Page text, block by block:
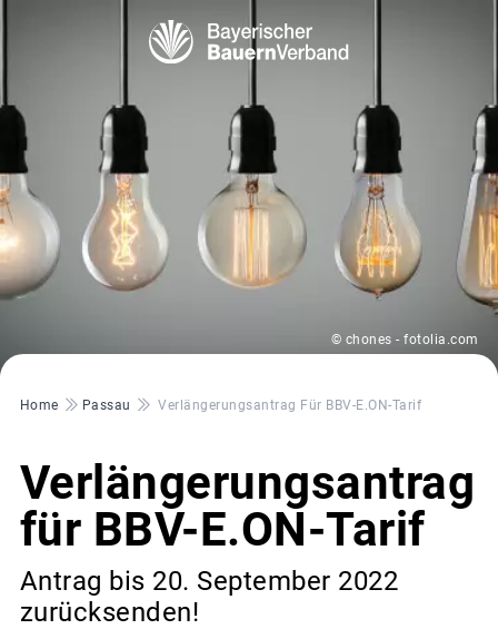
© chones - fotolia.com
Pfadnavigation
Home Passau Verlängerungsantrag Für BBV-E.ON-Tarif
Verlängerungsantrag
für BBV-E.ON-Tarif
Antrag bis 20. September 2022
zurücksenden!